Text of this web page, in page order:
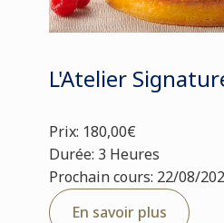
L'Atelier
Prix: 180,00€
Durée: 3 Heures
Prochain cours: 22/08/
En savoir plus